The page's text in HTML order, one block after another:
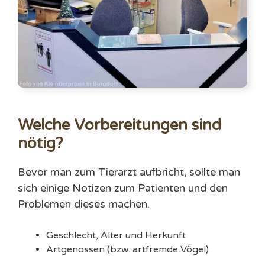
Welche Vorbereitungen sind
nötig?
Bevor man zum Tierarzt aufbricht, sollte man
sich einige Notizen zum Patienten und den
Problemen dieses machen.
Geschlecht, Alter und Herkunft
Artgenossen (bzw. artfremde Vögel)